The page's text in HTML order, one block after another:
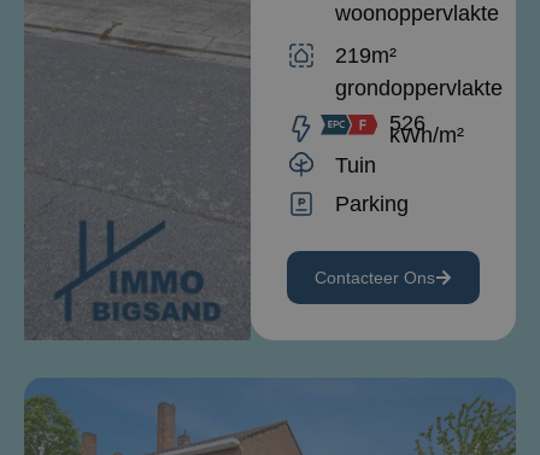
woonoppervlakte
219m²
grondoppervlakte
526
kWh/m²
Tuin
Parking
Contacteer Ons